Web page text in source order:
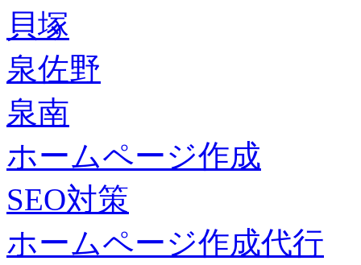
貝塚
泉佐野
泉南
ホームページ作成
SEO対策
ホームページ作成代行